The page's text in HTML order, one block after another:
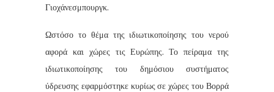
Γιοχάνεσμπουργκ.
Ωστόσο το θέμα της ιδιωτικοποίησης του νερού
αφορά και χώρες τις Ευρώπης. Το πείραμα της
ιδιωτικοποίησης του δημόσιου συστήματος
ύδρευσης εφαρμόστηκε κυρίως σε χώρες του Βορρά